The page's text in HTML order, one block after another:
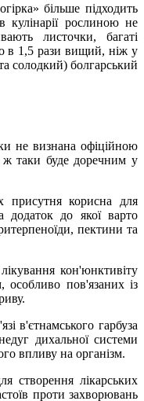
більше підходить
кулінарії рослиною не
листочки, багаті
в 1,5 рази вищий, ніж у
солодкий) болгарський
не визнана офіційною
ж таки буде доречним у
корисна для
додаток до якої варто
пектини та
кон'юнктивіту
особливо пов'язаних із
в'єтнамського гарбуза
дихальної системи
впливу на організм.
створення лікарських
проти захворювань